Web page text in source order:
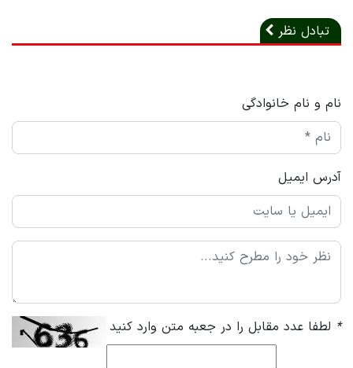
تبادل نظر
نام و نام خانوادگی
آدرس ایمیل
* لطفا عدد مقابل را در جعبه متن وارد کنید